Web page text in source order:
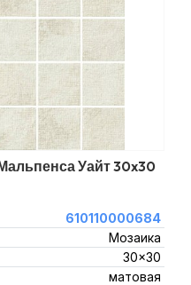
Уайт 30x30
610110000684
Мозаика
30x30
матовая